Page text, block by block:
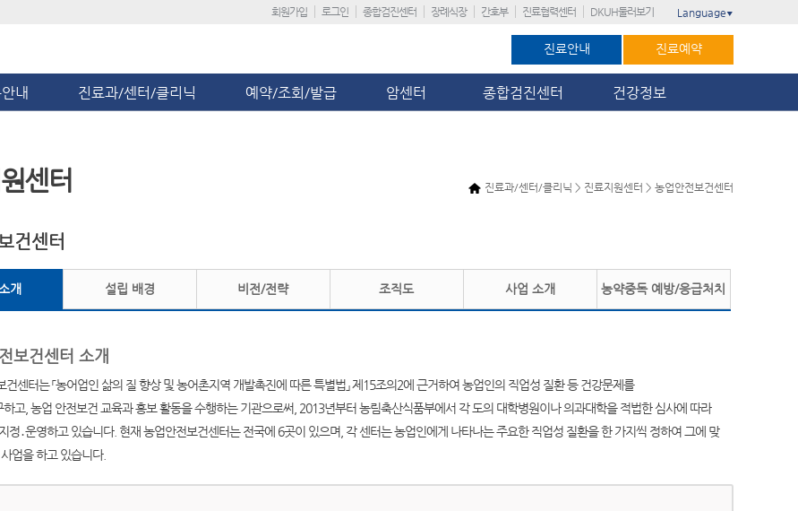
회원가입 로그인 종합검진센터 장례식장 간호부 진료협력센터 DKUH둘러보기 Language ▼
진료안내 진료예약
내 진료과/센터/클리닉 예약/조회/발급 암센터 종합검진센터 건강정보
진료과/센터/클리닉 > 진료지원센터 > 농업안전보건센터
센터
건센터
개 설립 배경 비전/전략 조직도 사업 소개 농약중독 예방/응급처치
보건센터 소개
건센터는 「농어업인 삶의 질 향상 및 농어촌지역 개발촉진에 따른 특별법」 제15조의2에 근거하여 농업인의 직업성 질환 등 건강문제를
하고, 농업 안전보건 교육과 홍보 활동을 수행하는 기관으로써, 2013년부터 농림축산식품부에서 각 도의 대학병원이나 의과대학을 적법한 심사에 따라
정․운영하고 있습니다. 현재 농업안전보건센터는 전국에 6곳이 있으며, 각 센터는 농업인에게 나타나는 주요한 직업성 질환을 한 가지씩 정하여 그에 맞
업을 하고 있습니다.